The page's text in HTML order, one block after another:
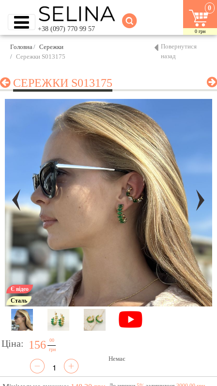
+38 (097) 770 99 57
0
0 грн
Головна
Сережки
Сережки S013175
Повернутися
назад
СЕРЕЖКИ S013175
Сталь
Є відео
Ціна: 156
00
грн
Немає